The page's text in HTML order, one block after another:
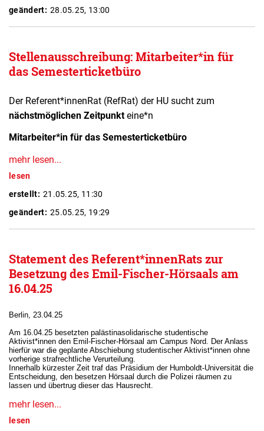
geändert: 28.05.25, 13:00
Stellenausschreibung: Mitarbeiter*in für
das Semesterticketbüro
Der Referent*innenRat (RefRat) der HU sucht zum
nächstmöglichen Zeitpunkteine*n
Mitarbeiter*in für das Semesterticketbüro
mehr lesen...
lesen
erstellt: 21.05.25, 11:30
geändert: 25.05.25, 19:29
Statement des Referent*innenRats zur
Besetzung des Emil-Fischer-Hörsaals am
16.04.25
Berlin, 23.04.25
Am 16.04.25 besetzten palästinasolidarische studentische
Aktivist*innen den Emil-Fischer-Hörsaal am Campus Nord. Der Anlass
hierfür war die geplante Abschiebung studentischer Aktivist*innen ohne
vorherige strafrechtliche Verurteilung.
Innerhalb kürzester Zeit traf das Präsidium der Humboldt-Universität die
Entscheidung, den besetzen Hörsaal durch die Polizei räumen zu
lassen und übertrug dieser das Hausrecht.
mehr lesen...
lesen